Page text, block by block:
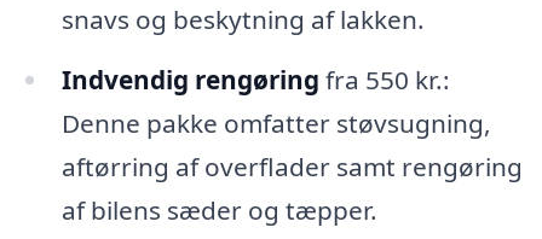
snavs og beskytning af lakken.
Indvendig rengøring fra 550 kr.:
Denne pakke omfatter støvsugning,
aftørring af overflader samt rengøring
af bilens sæder og tæpper.